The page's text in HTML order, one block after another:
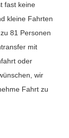
fast keine
kleine Fahrten
81 Personen
mit
oder
wir
Fahrt zu